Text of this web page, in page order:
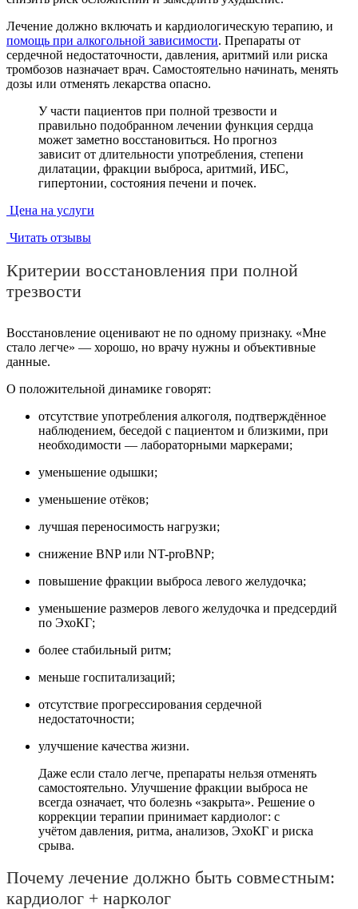
Лечение должно включать и кардиологическую терапию, и
помощь при алкогольной зависимости. Препараты от
сердечной недостаточности, давления, аритмий или риска
тромбозов назначает врач. Самостоятельно начинать, менять
дозы или отменять лекарства опасно.
У части пациентов при полной трезвости и
правильно подобранном лечении функция сердца
может заметно восстановиться. Но прогноз
зависит от длительности употребления, степени
дилатации, фракции выброса, аритмий, ИБС,
гипертонии, состояния печени и почек.
Цена на услуги
Читать отзывы
Критерии восстановления при полной
трезвости
Восстановление оценивают не по одному признаку. «Мне
стало легче» — хорошо, но врачу нужны и объективные
данные.
О положительной динамике говорят:
отсутствие употребления алкоголя, подтверждённое
наблюдением, беседой с пациентом и близкими, при
необходимости — лабораторными маркерами;
уменьшение одышки;
уменьшение отёков;
лучшая переносимость нагрузки;
снижение BNP или NT-proBNP;
повышение фракции выброса левого желудочка;
уменьшение размеров левого желудочка и предсердий
по ЭхоКГ;
более стабильный ритм;
меньше госпитализаций;
отсутствие прогрессирования сердечной
недостаточности;
улучшение качества жизни.
Даже если стало легче, препараты нельзя отменять
самостоятельно. Улучшение фракции выброса не
всегда означает, что болезнь «закрыта». Решение о
коррекции терапии принимает кардиолог: с
учётом давления, ритма, анализов, ЭхоКГ и риска
срыва.
Почему лечение должно быть совместным:
кардиолог + нарколог